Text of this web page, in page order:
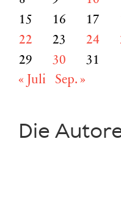
15
16 17
22
23 24
29
30
31
« Juli
Sep. »
Die